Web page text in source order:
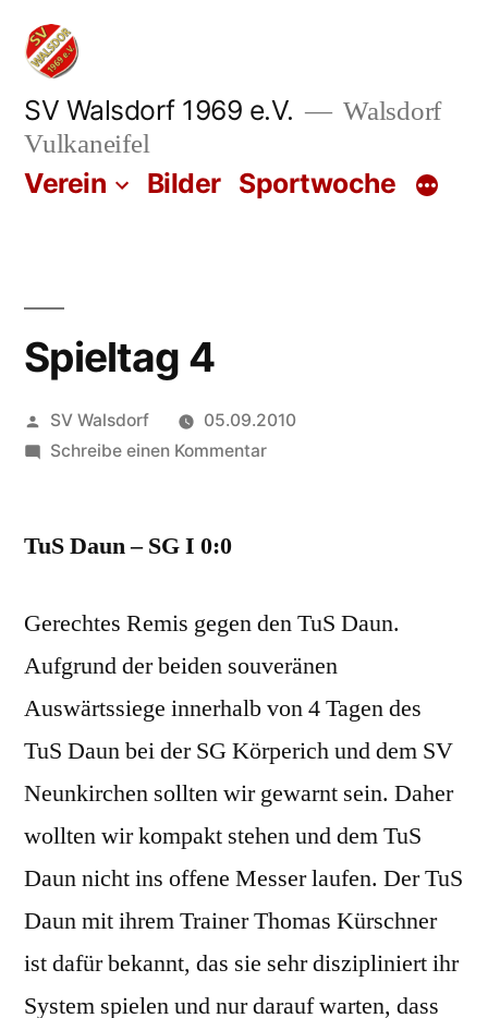
Zum
Inhalt
springen
SV Walsdorf 1969 e.V.
Walsdorf
Vulkaneifel
Verein Bilder Sportwoche
Spieltag 4
Veröffentlicht
von
SV Walsdorf
05.09.2010
Schreibe einen Kommentarzu
TuS Daun – SG I 0:0
Gerechtes Remis gegen den TuS Daun.
Aufgrund der beiden souveränen
Auswärtssiege innerhalb von 4 Tagen des
TuS Daun bei der SG Körperich und dem SV
Neunkirchen sollten wir gewarnt sein. Daher
wollten wir kompakt stehen und dem TuS
Daun nicht ins offene Messer laufen. Der TuS
Daun mit ihrem Trainer Thomas Kürschner
ist dafür bekannt, das sie sehr diszipliniert ihr
System spielen und nur darauf warten, dass